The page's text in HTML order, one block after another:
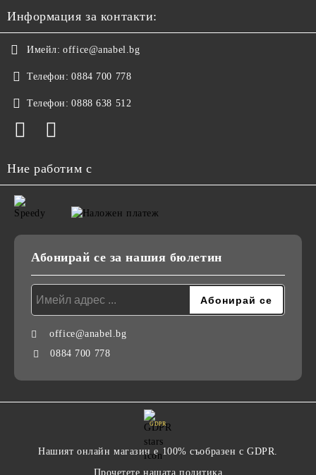
Информация за контакти:
Имейл: office@anabel.bg
Телефон: 0884 700 778
Телефон: 0888 638 512
Ние работим с
Абонирай се за нашия бюлетин
office@anabel.bg
0884 700 778
GDPR
Нашият онлайн магазин е 100% съобразен с GDPR.
Прочетете нашата политика